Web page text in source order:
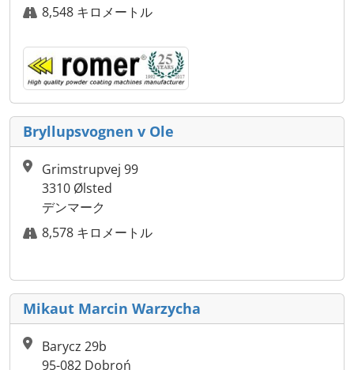
8,548 キロメートル
Bryllupsvognen v Ole
Grimstrupvej 99
3310 Ølsted
デンマーク
8,578 キロメートル
Mikaut Marcin Warzycha
Barycz 29b
95-082 Dobroń